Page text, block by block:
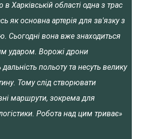
в Харківській області одна з трас
як основна артерія для зв'язку з
Сьогодні вона вже знаходиться
ударом. Ворожі дрони
польоту та несуть велику
Тому слід створювати
маршрути, зокрема для
Робота над цим триває»